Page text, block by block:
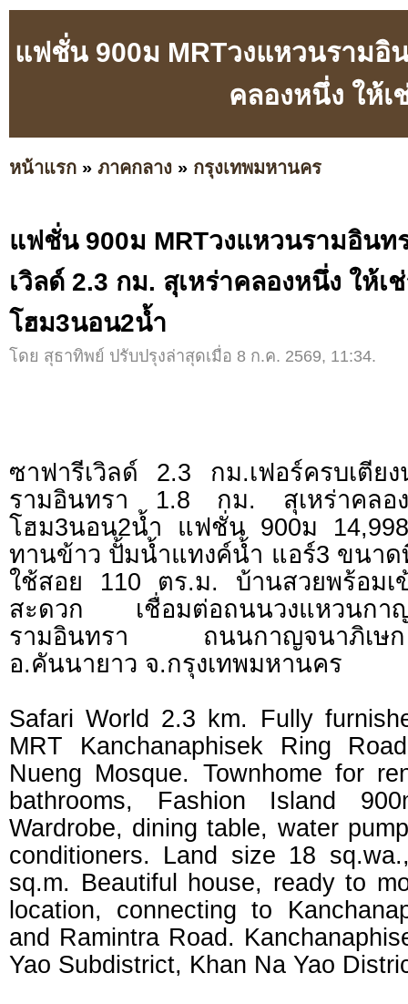
แฟชั่น 900ม MRTวงแหวนรามอิ
คลองหนึ่ง ให้
หน้าแรก » ภาคกลาง » กรุงเทพมหานคร
แฟชั่น 900ม MRTวงแหวนรามอินท
เวิลด์ 2.3 กม. สุเหร่าคลองหนึ่ง ให้เ
โฮม3นอน2น้ำ
โดย สุธาทิพย์ ปรับปรุงล่าสุดเมื่อ 8 ก.ค. 2569, 11:34.
ซาฟารีเวิลด์ 2.3 กม.เฟอร์ครบเตีย
รามอินทรา 1.8 กม. สุเหร่าคลอ
โฮม3นอน2น้ำ แฟชั่น 900ม
ทานข้าว ปั้มน้ำแทงค์น้ำ แอร์3 ขนา
ใช้สอย 110 ตร.ม. บ้านสวยพร้อมเ
สะดวก เชื่อมต่อถนนวงแหวนกาญ
รามอินทรา ถนนกาญจนาภิเ
อ.คันนายาว จ.กรุงเทพมหานคร
Safari World 2.3 km. Fully
MRT Kanchanaphisek Ring
Nueng Mosque. Townhome for
bathrooms, Fashion Island
Wardrobe, dining table, water
conditioners. Land size 18
sq.m. Beautiful house, ready to
location, connecting to
and Ramintra Road.
Yao Subdistrict, Khan Na Yao